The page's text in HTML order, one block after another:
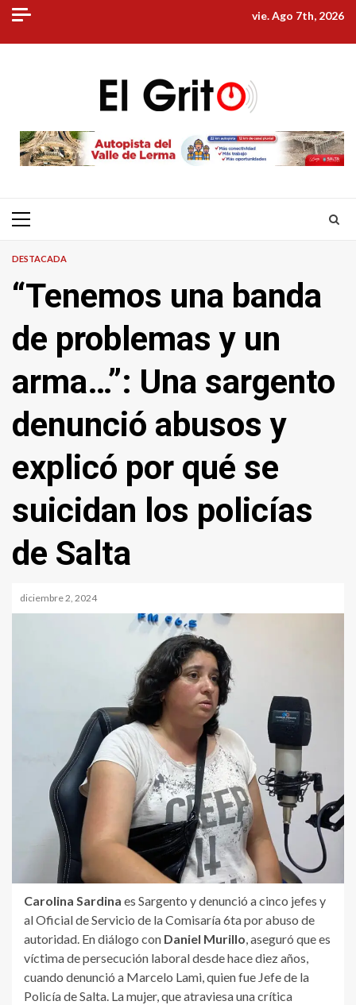
Skip
content
vie. Ago 7th, 2026
Primary
DESTACADA
“Tenemos una banda
de problemas y un
arma…”: Una sargento
denunció abusos y
explicó por qué se
suicidan los policías
de Salta
diciembre 2, 2024
Carolina Sardina es Sargento y denunció a cinco jefes y
al Oficial de Servicio de la Comisaría 6ta por abuso de
autoridad. En diálogo con Daniel Murillo, aseguró que es
víctima de persecución laboral desde hace diez años,
cuando denunció a Marcelo Lami, quien fue Jefe de la
Policía de Salta. La mujer, que atraviesa una crítica